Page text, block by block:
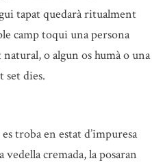
tapat quedarà ritualment
camp toqui una persona
o algun os humà o una
set dies.
troba en estat d’impuresa
cremada, la posaran